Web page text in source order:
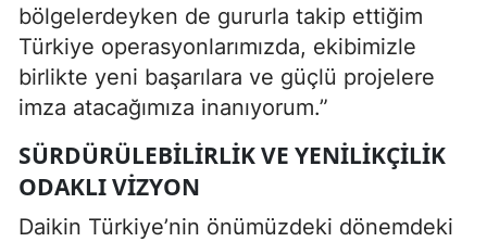
bölgelerdeyken de gururla takip ettiğim
Türkiye operasyonlarımızda, ekibimizle
birlikte yeni başarılara ve güçlü projelere
imza atacağımıza inanıyorum.”
SÜRDÜRÜLEBILIRLIK VE YENILIKÇILIK
ODAKLI VIZYON
Daikin Türkiye’nin önümüzdeki dönemdeki